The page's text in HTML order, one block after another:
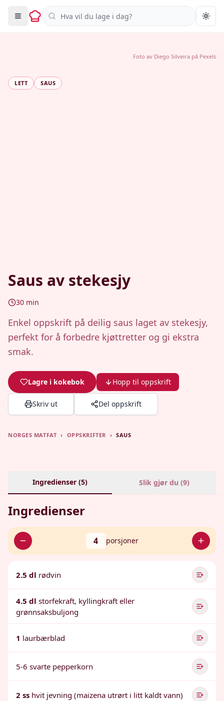
Søk i oppskrifter
LETT SAUS
Saus av stekesjy
30 min
Enkel oppskrift på deilig saus laget av stekesjy,
perfekt for å forbedre kjøttretter og gi ekstra
smak.
Lagre i kokebok Hopp til oppskrift
Skriv ut Del oppskrift
Foto av Diego Silveira på Pexels
NORGES MATFAT › OPPSKRIFTER › SAUS
Ingredienser (5) Slik gjør du (9)
Ingredienser
4 porsjoner
2.5 dl rødvin
4.5 dl storfekraft, kyllingkraft eller
grønnsaksbuljong
1 laurbærblad
5-6 svarte pepperkorn
2 ss hvit jevning (maizena utrørt i litt kaldt vann)